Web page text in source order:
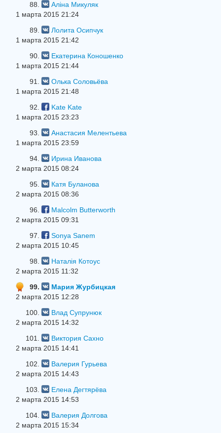
88.
Аліна Микуляк
1 марта 2015 21:24
89.
Лолита Осипчук
1 марта 2015 21:42
90.
Екатерина Коношенко
1 марта 2015 21:44
91.
Олька Соловьёва
1 марта 2015 21:48
92.
Kate Kate
1 марта 2015 23:23
93.
Анастасия Мелентьева
1 марта 2015 23:59
94.
Ирина Иванова
2 марта 2015 08:24
95.
Катя Буланова
2 марта 2015 08:36
96.
Malcolm Butterworth
2 марта 2015 09:31
97.
Sonya Sanem
2 марта 2015 10:45
98.
Наталія Котоус
2 марта 2015 11:32
99.
Мария Журбицкая
2 марта 2015 12:28
100.
Влад Супрунюк
2 марта 2015 14:32
101.
Виктория Сахно
2 марта 2015 14:41
102.
Валерия Гурьева
2 марта 2015 14:43
103.
Елена Дегтярёва
2 марта 2015 14:53
104.
Валерия Долгова
2 марта 2015 15:34